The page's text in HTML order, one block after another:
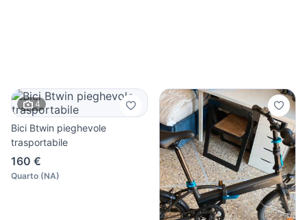
4
Bici Btwin pieghevole
trasportabile
160 €
Quarto (NA)